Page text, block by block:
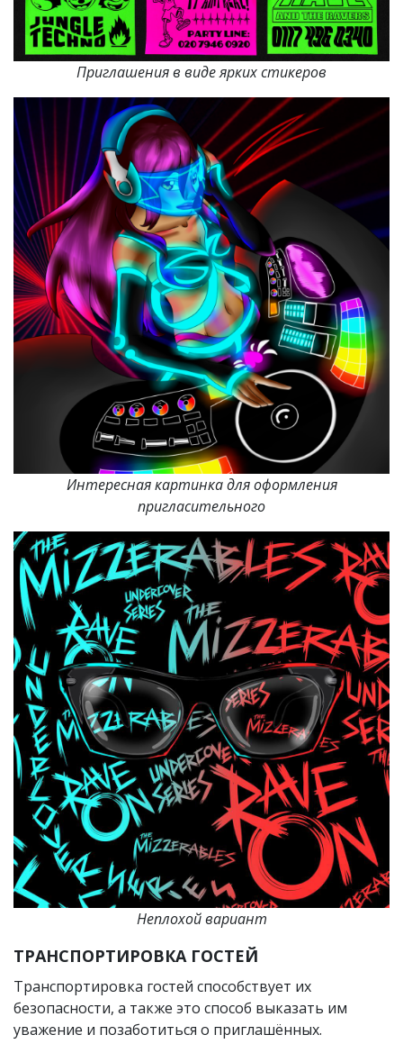
Приглашения в виде ярких стикеров
Интересная картинка для оформления
пригласительного
Неплохой вариант
ТРАНСПОРТИРОВКА ГОСТЕЙ
Транспортировка гостей способствует их
безопасности, а также это способ выказать им
уважение и позаботиться о приглашённых.